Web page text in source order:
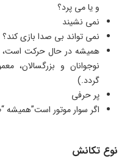
و یا می پرد؟
نمی نشیند
نمی تواند بی صدا بازی کند؟
همیشه در حال حرکت است،
نوجوانان و بزرگسالان،
گردد.)
پر حرفی
اگر سوار موتور
نوع تکانش